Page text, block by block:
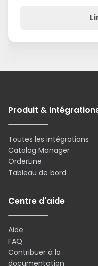
Produit &
Toutes les intégrations
Catalog Manager
OrderLine
Tableau de bord
Centre d'aide
Aide
FAQ
Contribuer à la
documentation